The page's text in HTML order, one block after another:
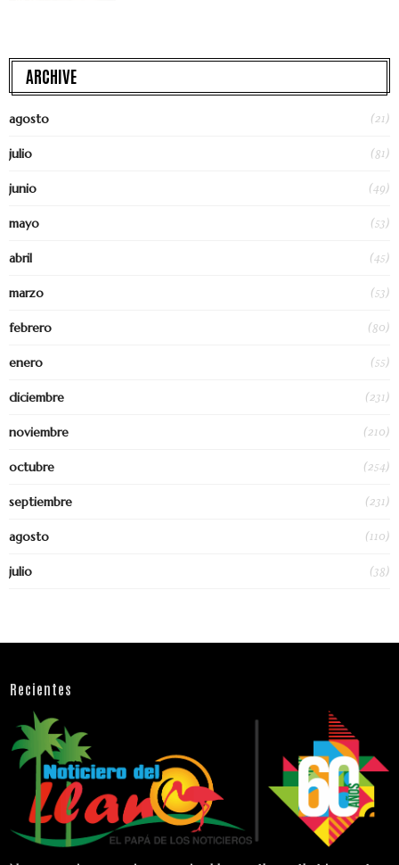
ARCHIVE
agosto (21)
julio (81)
junio (49)
mayo (53)
abril (45)
marzo (53)
febrero (80)
enero (55)
diciembre (231)
noviembre (210)
octubre (254)
septiembre (231)
agosto (110)
julio (38)
Recientes